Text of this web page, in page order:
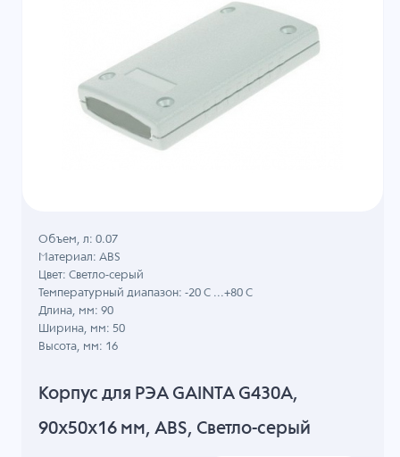
Корпус для РЭА GAINTA G430A,
90x50x16 мм, ABS, Светло-серый
Объем, л: 0.07
Материал: ABS
Цвет: Светло-серый
Температурный диапазон: -20 C ...+80 C
Длина, мм: 90
Ширина, мм: 50
Высота, мм: 16